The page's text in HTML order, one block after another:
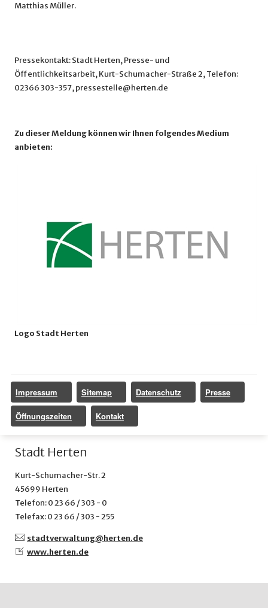
Matthias Müller.
Pressekontakt: Stadt Herten, Presse- und
Öffentlichkeitsarbeit, Kurt-Schumacher-Straße 2, Telefon:
02366 303-357, pressestelle@herten.de
Zu dieser Meldung können wir Ihnen folgendes Medium
anbieten:
Logo Stadt Herten
Impressum Sitemap Datenschutz Presse
Öffnungszeiten Kontakt
Stadt Herten
Kurt-Schumacher-Str. 2
45699 Herten
Telefon: 0 23 66 / 303 - 0
Telefax: 0 23 66 / 303 - 255
stadtverwaltung@herten.de
www.herten.de